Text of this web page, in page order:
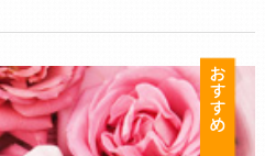
お